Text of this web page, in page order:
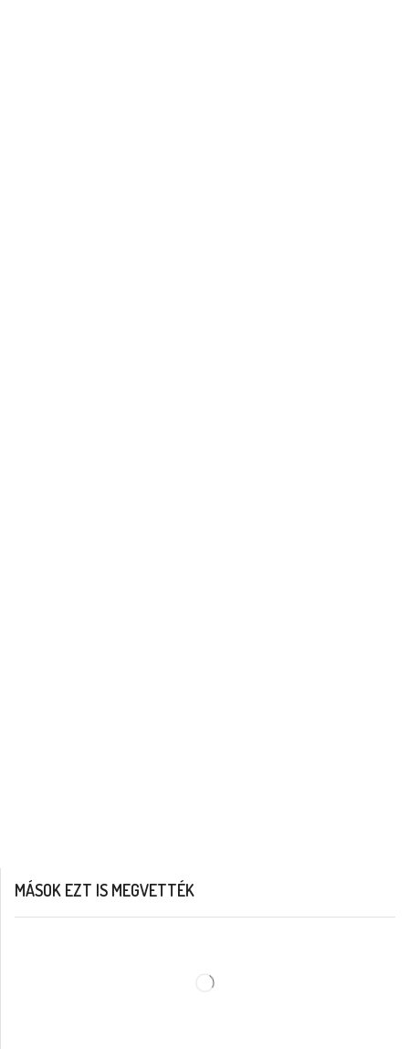
MÁSOK EZT IS MEGVETTÉK